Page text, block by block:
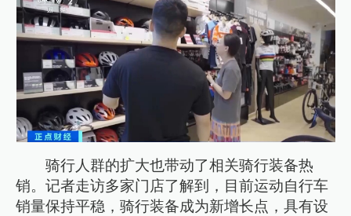
骑行人群的扩大也带动了相关骑行装备热
销。记者走访多家门店了解到，目前运动自行车
销量保持平稳，骑行装备成为新增长点，具有设